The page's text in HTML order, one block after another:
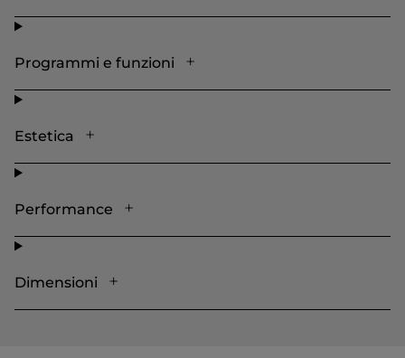
Programmi e funzioni
Estetica
Performance
Dimensioni